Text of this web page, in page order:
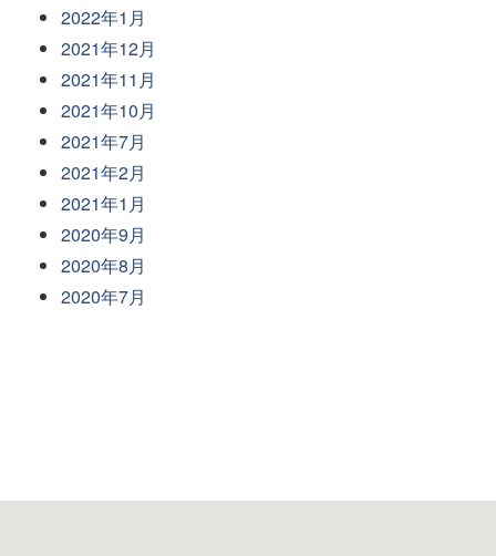
2022年1月
2021年12月
2021年11月
2021年10月
2021年7月
2021年2月
2021年1月
2020年9月
2020年8月
2020年7月